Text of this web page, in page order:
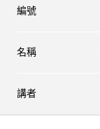
編號
名稱
講者